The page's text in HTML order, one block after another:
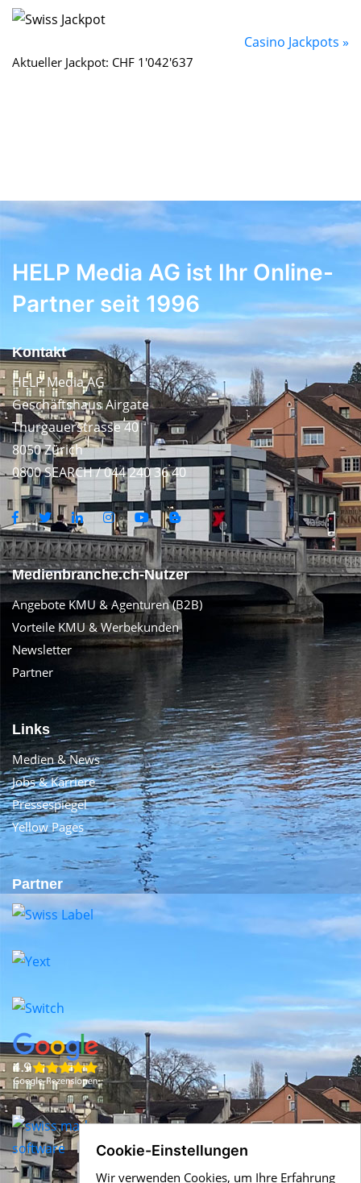
Casino Jackpots »
Aktueller Jackpot: CHF 1'042'637
HELP Media AG ist Ihr Online-
Partner seit 1996
Kontakt
HELP Media AG
Geschäftshaus Airgate
Thurgauerstrasse 40
8050 Zürich
0800 SEARCH / 044 240 36 40
Medienbranche.ch-Nutzer
Angebote KMU & Agenturen (B2B)
Vorteile KMU & Werbekunden
Newsletter
Partner
Links
Medien & News
Jobs & Karriere
Pressespiegel
Yellow Pages
Partner
Cookie-Einstellungen
Wir verwenden Cookies, um Ihre Erfahrung